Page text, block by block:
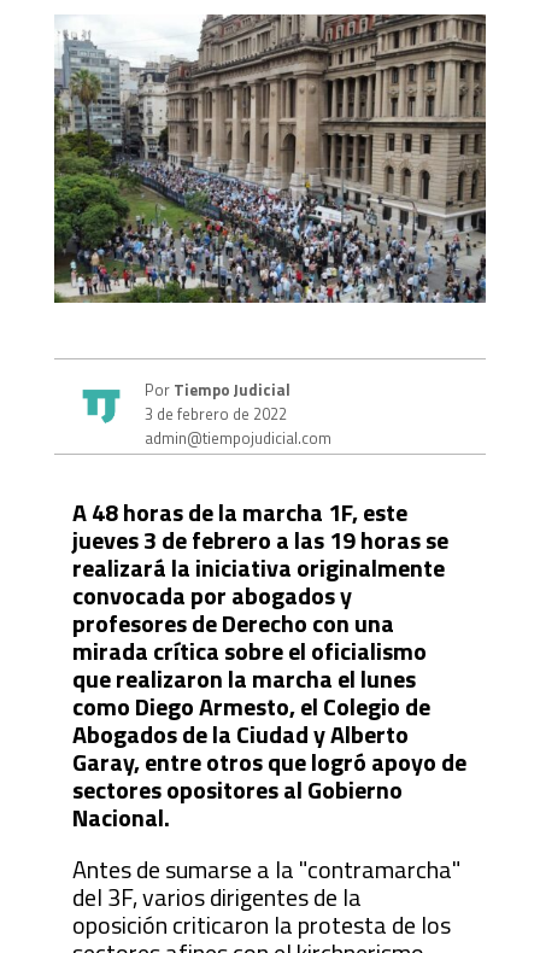
PorTiempo Judicial
3 de febrero de 2022
admin@tiempojudicial.com
A 48 horas de la marcha 1F, este
jueves 3 de febrero a las 19 horas se
realizará la iniciativa originalmente
convocada por abogados y
profesores de Derecho con una
mirada crítica sobre el oficialismo
que realizaron la marcha el lunes
como Diego Armesto, el Colegio de
Abogados de la Ciudad y Alberto
Garay, entre otros que logró apoyo de
sectores opositores al Gobierno
Nacional.
Antes de sumarse a la "contramarcha"
del 3F, varios dirigentes de la
oposición criticaron la protesta de los